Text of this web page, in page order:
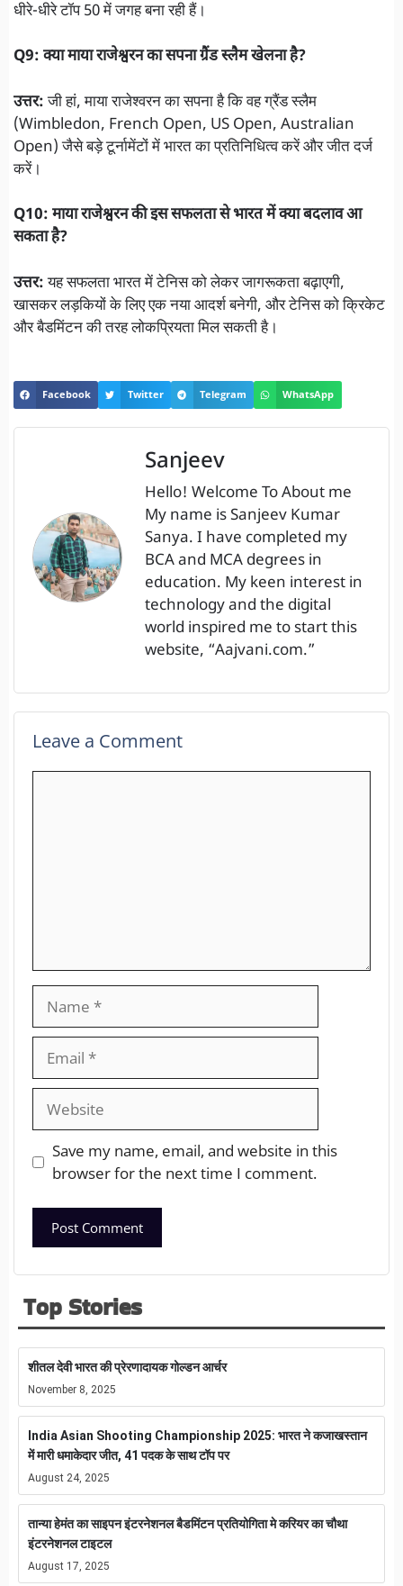
धीरे-धीरे टॉप 50 में जगह बना रही हैं।
Q9: क्या माया राजेश्वरन का सपना ग्रैंड स्लैम खेलना है?
उत्तर:जी हां, माया राजेश्वरन का सपना है कि वह ग्रैंड स्लैम
(Wimbledon, French Open, US Open, Australian
Open) जैसे बड़े टूर्नामेंटों में भारत का प्रतिनिधित्व करें और जीत दर्ज
करें।
Q10: माया राजेश्वरन की इस सफलता से भारत में क्या बदलाव आ
सकता है?
उत्तर:यह सफलता भारत में टेनिस को लेकर जागरूकता बढ़ाएगी,
खासकर लड़कियों के लिए एक नया आदर्श बनेगी, और टेनिस को क्रिकेट
और बैडमिंटन की तरह लोकप्रियता मिल सकती है।
Facebook Twitter Telegram WhatsApp
Sanjeev
Hello! Welcome To About me
My name is Sanjeev Kumar
Sanya. I have completed my
BCA and MCA degrees in
education. My keen interest in
technology and the digital
world inspired me to start this
website, “Aajvani.com.”
Leave a Comment
Save my name, email, and website in this
browser for the next time I comment.
Top Stories
शीतल देवी भारत की प्रेरणादायक गोल्डन आर्चर
November 8, 2025
India Asian Shooting Championship 2025: भारत ने कजाखस्तान
में मारी धमाकेदार जीत, 41 पदक के साथ टॉप पर
August 24, 2025
तान्या हेमंत का साइपन इंटरनेशनल बैडमिंटन प्रतियोगिता मे करियर का चौथा
इंटरनेशनल टाइटल
August 17, 2025